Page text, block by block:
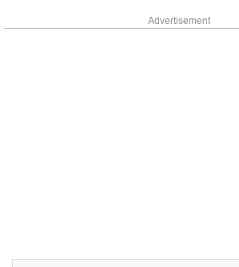
Advertisement